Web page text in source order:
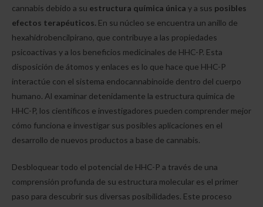
cannabis debido a su estructura química única y a sus posibles
efectos terapéuticos. En su núcleo se encuentra un anillo de
hexahidrobencilpirano, que contribuye a las propiedades
psicoactivas y a los beneficios medicinales de HHC-P. Esta
disposición de átomos y enlaces es lo que hace que HHC-P
interactúe con el sistema endocannabinoide dentro del cuerpo
humano. Al examinar detenidamente la estructura química de
HHC-P, los científicos e investigadores pueden comprender mejor
cómo funciona e investigar sus posibles aplicaciones en el
desarrollo de nuevos productos a base de cannabis.
Desbloquear todo el potencial de HHC-P a través de una
comprensión profunda de su estructura molecular es el primer
paso para descubrir sus diversas posibilidades. Este proceso